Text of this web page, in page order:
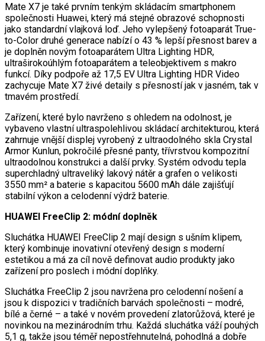
Mate X7 je také prvním tenkým skládacím smartphonem
společnosti Huawei, který má stejné obrazové schopnosti
jako standardní vlajková loď. Jeho vylepšený fotoaparát True-
to-Color druhé generace nabízí o 43 % lepší přesnost barev a
je doplněn novým fotoaparátem Ultra Lighting HDR,
ultraširokoúhlým fotoaparátem a teleobjektivem s makro
funkcí. Díky podpoře až 17,5 EV Ultra Lighting HDR Video
zachycuje Mate X7 živé detaily s přesností jak v jasném, tak v
tmavém prostředí.
Zařízení, které bylo navrženo s ohledem na odolnost, je
vybaveno vlastní ultraspolehlivou skládací architekturou, která
zahrnuje vnější displej vyrobený z ultraodolného skla Crystal
Armor Kunlun, pokročilé přesné panty, třívrstvou kompozitní
ultraodolnou konstrukci a další prvky. Systém odvodu tepla
superchladný ultraveliký lakový nátěr a grafen o velikosti
3550 mm² a baterie s kapacitou 5600 mAh dále zajišťují
stabilní výkon a celodenní výdrž baterie.
HUAWEI FreeClip 2: módní doplněk
Sluchátka HUAWEI FreeClip 2 mají design s ušním klipem,
který kombinuje inovativní otevřený design s moderní
estetikou a má za cíl nově definovat audio produkty jako
zařízení pro poslech i módní doplňky.
Sluchátka FreeClip 2 jsou navržena pro celodenní nošení a
jsou k dispozici v tradičních barvách společnosti – modré,
bílé a černé – a také v novém provedení zlatorůžová, které je
novinkou na mezinárodním trhu. Každá sluchátka váží pouhých
5,1 g, takže jsou téměř nepostřehnutelná, pohodlná a dobře